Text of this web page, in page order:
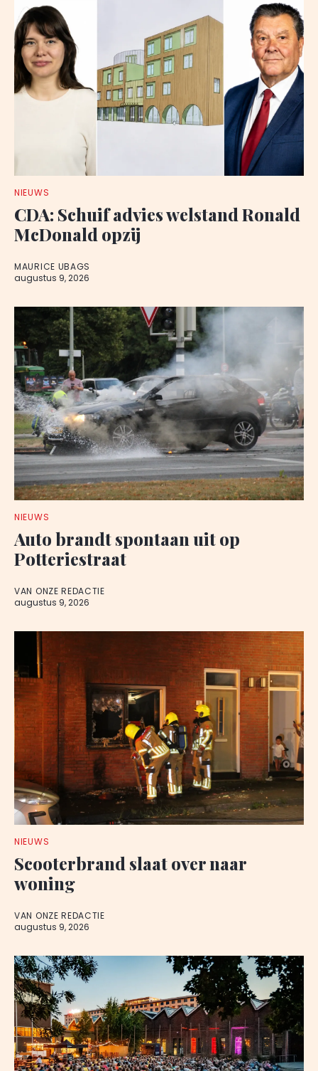
NIEUWS
CDA: Schuif advies welstand Ronald
McDonald opzij
MAURICE UBAGS
augustus 9, 2026
NIEUWS
Auto brandt spontaan uit op
Potteriestraat
VAN ONZE REDACTIE
augustus 9, 2026
NIEUWS
Scooterbrand slaat over naar
woning
VAN ONZE REDACTIE
augustus 9, 2026